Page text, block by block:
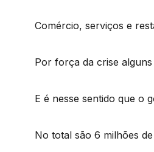
Comércio, serviços e
Por força da crise
E é nesse sentido que o
No total são 6 milhões